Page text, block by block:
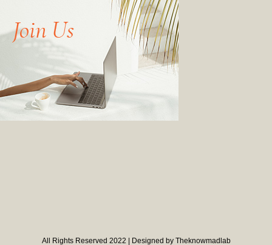
All Rights Reserved 2022 | Designed by Theknowmadlab